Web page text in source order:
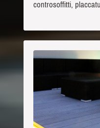
controsoffitti,